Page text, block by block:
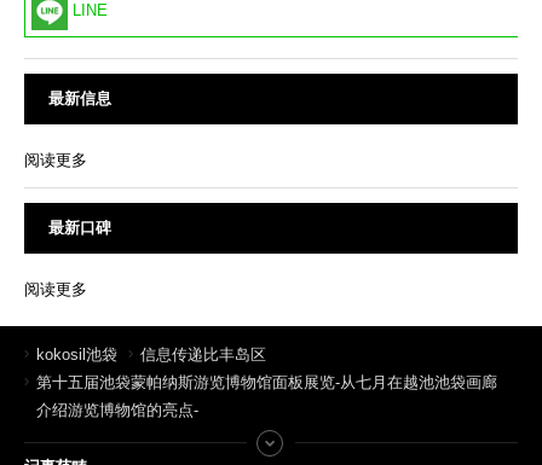
LINE
最新信息
阅读更多
最新口碑
阅读更多
kokosil池袋
信息传递比丰岛区
第十五届池袋蒙帕纳斯游览博物馆面板展览-从七月在越池池袋画廊
介绍游览博物馆的亮点-